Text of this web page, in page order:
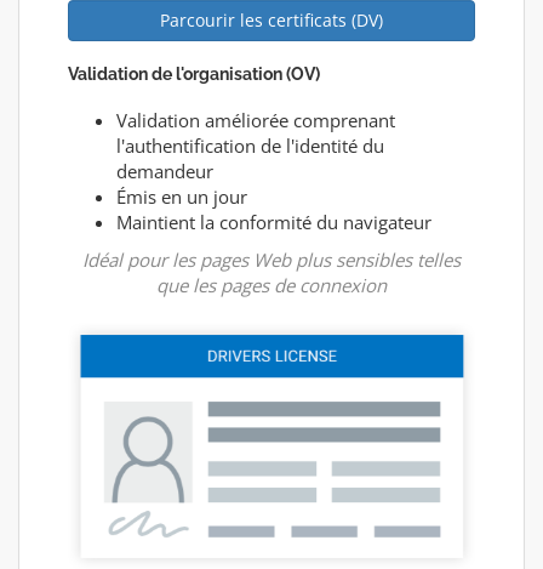
Parcourir les certificats (DV)
Validation de l'organisation (OV)
Validation améliorée comprenant
l'authentification de l'identité du
demandeur
Émis en un jour
Maintient la conformité du navigateur
Idéal pour les pages Web plus sensibles telles
que les pages de connexion